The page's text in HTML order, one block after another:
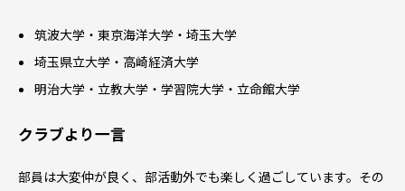
筑波大学・東京海洋大学・埼玉大学
埼玉県立大学・高崎経済大学
明治大学・立教大学・学習院大学・立命館大学
クラブより一言
部員は大変仲が良く、部活動外でも楽しく過ごしています。その